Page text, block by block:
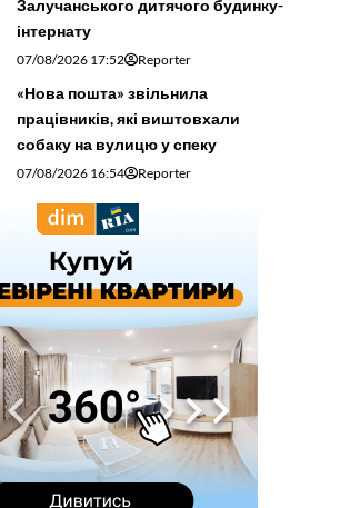
На Прикарпаття евакуювали 9
жителів Донецької та
Дніпропетровської областей
07/08/2026 16:01
Рятувальники з Прикарпаття у
складі зведеного загону гасять
пожежі у Франції
07/08/2026 15:16 Reporter